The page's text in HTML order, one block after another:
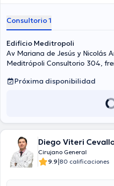
Consultorio 1
Edificio Meditropoli
Av Mariana de Jesús y Nicolás
Meditrópoli Consultorio 304,
Próxima disponibilidad
Diego Viteri
Cirujano General
9.9|80 calificaciones